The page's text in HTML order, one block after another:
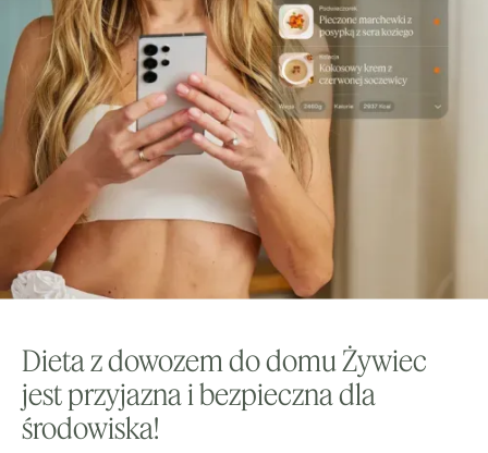
Dieta z dowozem do domu Żywiec
jest przyjazna i bezpieczna dla
środowiska!